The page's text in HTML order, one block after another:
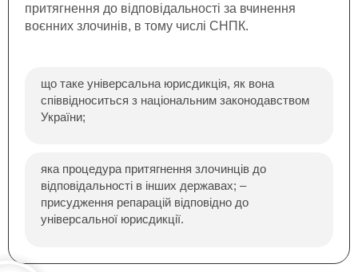
притягнення до відповідальності за вчинення
воєнних злочинів, в тому числі СНПК.
що таке універсальна юрисдикція, як вона
співвідноситься з національним законодавством
України;
яка процедура притягнення злочинців до
відповідальності в інших державах; –
присудження репарацій відповідно до
універсальної юрисдикції.